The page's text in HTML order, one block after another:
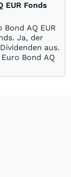
EUR Fonds
AQ EUR
Ja, der
aus.
Bond AQ